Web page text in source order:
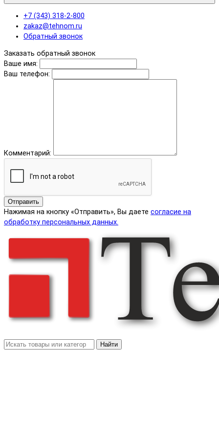
+7 (343) 318-2-800
zakaz@tehnom.ru
Обратный звонок
Заказать обратный звонок
Ваше имя:
Ваш телефон:
Комментарий:
Отправить
Нажимая на кнопку «Отправить», Вы даете согласие на
обработку персональных данных.
Найти